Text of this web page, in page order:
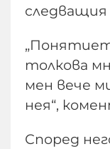
следващия
толкова
мен вече
нея“,
Според